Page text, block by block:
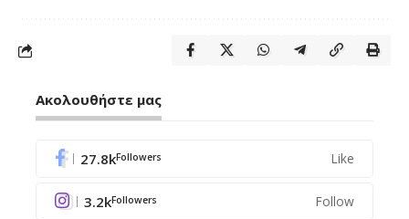
Ακολουθήστε μας
27.8kFollowers Like
3.2kFollowers Follow